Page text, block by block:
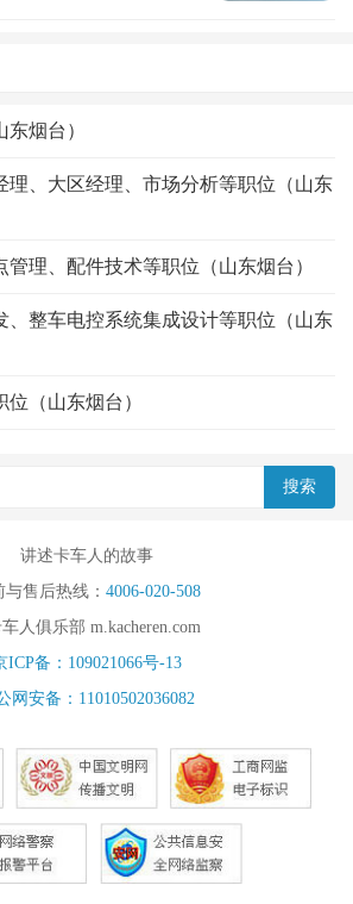
烟台）
理、大区经理、市场分析等职位（山东
理、配件技术等职位（山东烟台）
、整车电控系统集成设计等职位（山东
（山东烟台）
讲述卡车人的故事
与售后热线： 4006-020-508
人俱乐部 m.kacheren.com
ICP备：109021066号-13
网安备：11010502036082